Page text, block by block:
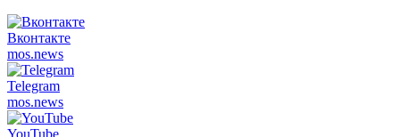
Вконтакте
mos.news
Telegram
mos.news
YouTube